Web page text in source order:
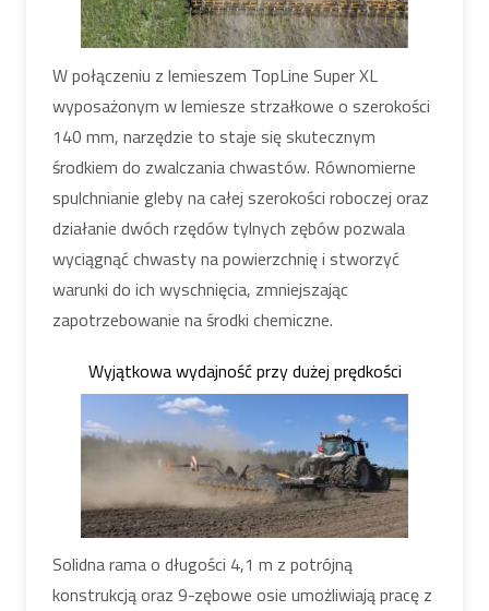
W połączeniu z lemieszem TopLine Super XL
wyposażonym w lemiesze strzałkowe o szerokości
140 mm, narzędzie to staje się skutecznym
środkiem do zwalczania chwastów. Równomierne
spulchnianie gleby na całej szerokości roboczej oraz
działanie dwóch rzędów tylnych zębów pozwala
wyciągnąć chwasty na powierzchnię i stworzyć
warunki do ich wyschnięcia, zmniejszając
zapotrzebowanie na środki chemiczne.
Wyjątkowa wydajność przy dużej prędkości
Solidna rama o długości 4,1 m z potrójną
konstrukcją oraz 9-zębowe osie umożliwiają pracę z